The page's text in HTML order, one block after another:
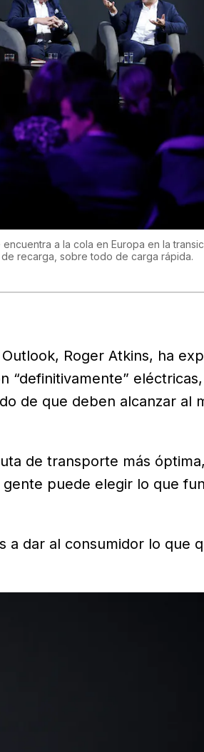
a la cola en Europa en la
recarga, sobre todo de carga rápida.
Roger Atkins, ha
“definitivamente”
de que deben alcanzar al
de transporte más
puede elegir lo que
a dar al consumidor lo que